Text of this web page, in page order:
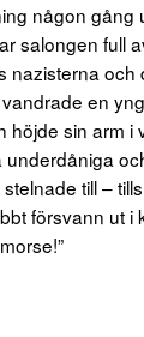
någon
salongen full
nazisterna
en
höjde sin arm i
till –
försvann ut i